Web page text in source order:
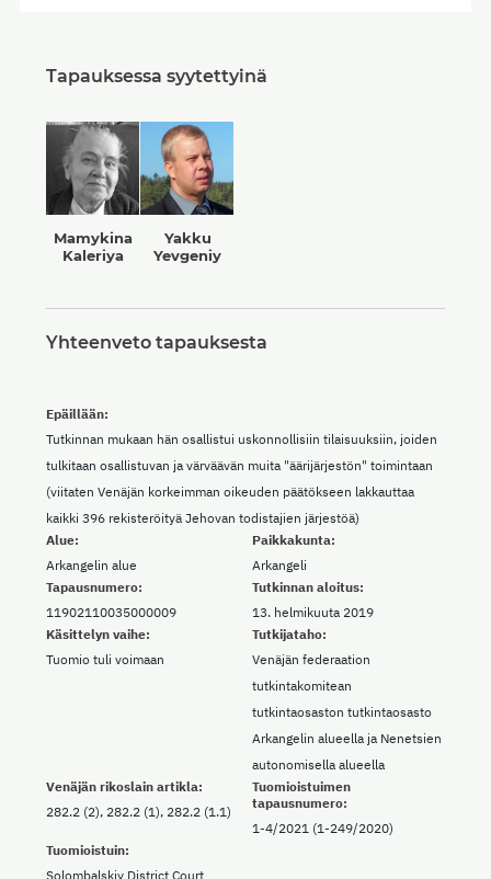
Tapauksessa syytettyinä
Mamykina
Kaleriya
Yakku
Yevgeniy
Yhteenveto tapauksesta
Alue:
Arkangelin alue
Paikkakunta:
Arkangeli
Epäillään:
Tutkinnan mukaan hän osallistui uskonnollisiin tilaisuuksiin, joiden
tulkitaan osallistuvan ja värväävän muita "äärijärjestön" toimintaan
(viitaten Venäjän korkeimman oikeuden päätökseen lakkauttaa
kaikki 396 rekisteröityä Jehovan todistajien järjestöä)
Tapausnumero:
11902110035000009
Tutkinnan aloitus:
13. helmikuuta 2019
Käsittelyn vaihe:
Tuomio tuli voimaan
Tutkijataho:
Venäjän federaation
tutkintakomitean
tutkintaosaston tutkintaosasto
Arkangelin alueella ja Nenetsien
autonomisella alueella
Venäjän rikoslain artikla:
282.2 (2), 282.2 (1), 282.2 (1.1)
Tuomioistuimen
tapausnumero:
1-4/2021 (1-249/2020)
Tuomioistuin:
Solombalskiy District Court